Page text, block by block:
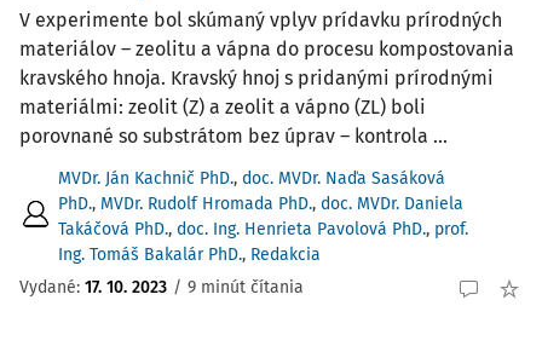
V experimente bol skúmaný vplyv prídavku prírodných
materiálov – zeolitu a vápna do procesu kompostovania
kravského hnoja. Kravský hnoj s pridanými prírodnými
materiálmi: zeolit (Z) a zeolit a vápno (ZL) boli
porovnané so substrátom bez úprav – kontrola ...
MVDr. Ján Kachnič PhD., doc. MVDr. Naďa Sasáková
PhD., MVDr. Rudolf Hromada PhD., doc. MVDr. Daniela
Takáčová PhD., doc. Ing. Henrieta Pavolová PhD., prof.
Ing. Tomáš Bakalár PhD., Redakcia
Vydané: 17. 10. 2023 / 9 minút čítania